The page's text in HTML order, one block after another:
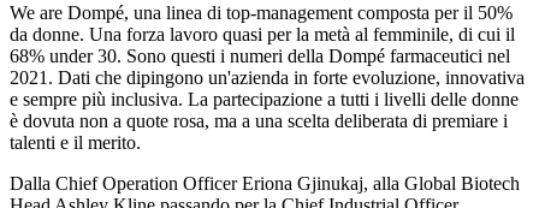
We are Dompé, una linea di top-management composta per il 50%
da donne. Una forza lavoro quasi per la metà al femminile, di cui il
68% under 30. Sono questi i numeri della Dompé farmaceutici nel
2021. Dati che dipingono un'azienda in forte evoluzione, innovativa
e sempre più inclusiva. La partecipazione a tutti i livelli delle donne
è dovuta non a quote rosa, ma a una scelta deliberata di premiare i
talenti e il merito.
Dalla Chief Operation Officer Eriona Gjinukaj, alla Global Biotech